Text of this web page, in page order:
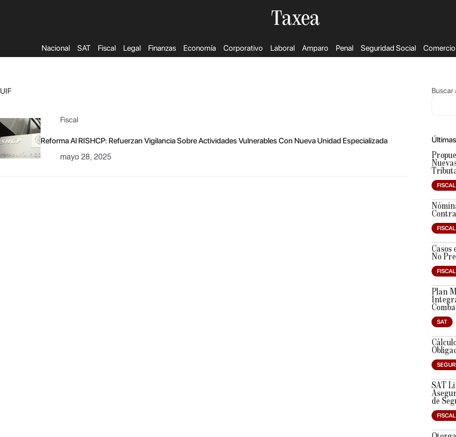
Nacional SAT Fiscal Legal Finanzas Economía Corporativo Laboral Amparo Penal Seguridad Social
UIF
Fiscal
Reforma Al RISHCP: Refuerzan Vigilancia Sobre Actividades Vulnerables Con Nueva Unidad Especializada
mayo 28, 2025
Buscar
FISCAL
FISCAL
Casos
No
FISCAL
Plan
SAT
SAT
de
FISCAL